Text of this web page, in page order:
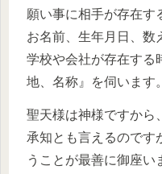
願い事に相手が存在す
お名前、生年月日、数
学校や会社が存在する
地、名称』を伺います。
聖天様は神様ですから
承知とも言えるのです
うことが最善に御座い